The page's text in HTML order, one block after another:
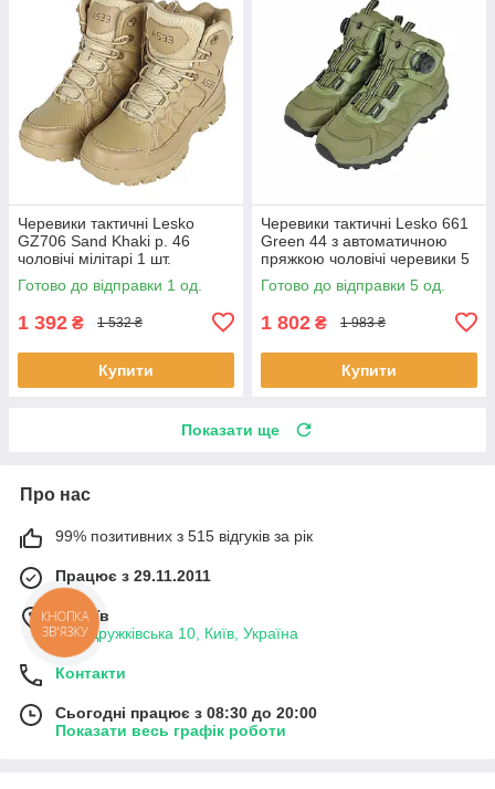
Черевики тактичні Lesko
GZ706 Sand Khaki р. 46
чоловічі мілітарі 1 шт.
Готово до відправки 1 од.
1 392 ₴ 1 532 ₴
Купити
Черевики тактичні Lesko 661
Green 44 з автоматичною
пряжкою чоловічі черевики 5
шт.
Готово до відправки 5 од.
1 802 ₴ 1 983 ₴
Купити
Показати ще
Про нас
99% позитивних з 515 відгуків за рік
Працює з 29.11.2011
м. Київ
вул. Дружківська 10, Київ, Україна
Контакти
Сьогодні працює з 08:30 до 20:00
Показати весь графік роботи
КНОПКА
ЗВ'ЯЗКУ